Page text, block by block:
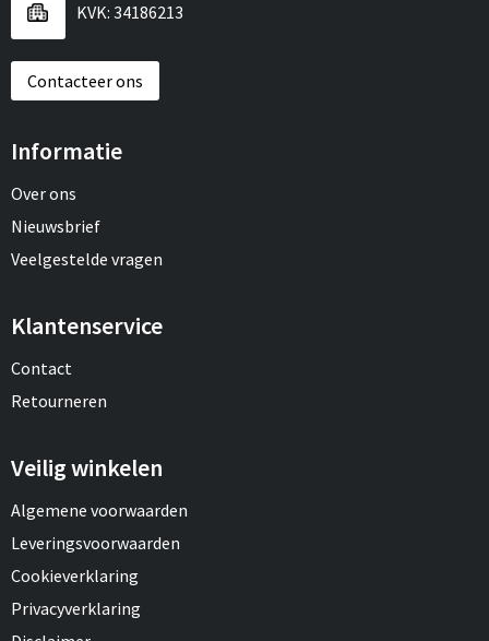
KVK: 34186213
Contacteer ons
Informatie
Over ons
Nieuwsbrief
Veelgestelde vragen
Klantenservice
Contact
Retourneren
Veilig winkelen
Algemene voorwaarden
Leveringsvoorwaarden
Cookieverklaring
Privacyverklaring